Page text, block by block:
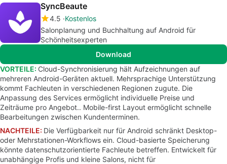
SyncBeaute
4.5 Kostenlos
Salonplanung und Buchhaltung auf Android für
Schönheitsexperten
Download
VORTEILE: Cloud-Synchronisierung hält Aufzeichnungen auf
mehreren Android-Geräten aktuell. Mehrsprachige Unterstützung
kommt Fachleuten in verschiedenen Regionen zugute. Die
Anpassung des Services ermöglicht individuelle Preise und
Zeiträume pro Angebot.. Mobile-first Layout ermöglicht schnelle
Bearbeitungen zwischen Kundenterminen.
NACHTEILE: Die Verfügbarkeit nur für Android schränkt Desktop-
oder Mehrstationen-Workflows ein. Cloud-basierte Speicherung
könnte datenschutzorientierte Fachleute betreffen. Entwickelt für
unabhängige Profis und kleine Salons, nicht für